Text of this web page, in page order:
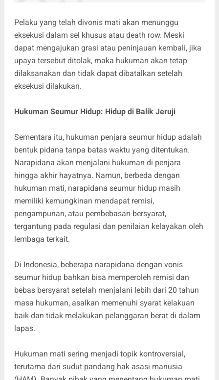
Pelaku yang telah divonis mati akan menunggu
eksekusi dalam sel khusus atau death row. Meski
dapat mengajukan grasi atau peninjauan kembali, jika
upaya tersebut ditolak, maka hukuman akan tetap
dilaksanakan dan tidak dapat dibatalkan setelah
eksekusi dilakukan.
Hukuman Seumur Hidup: Hidup di Balik Jeruji
Sementara itu, hukuman penjara seumur hidup adalah
bentuk pidana tanpa batas waktu yang ditentukan.
Narapidana akan menjalani hukuman di penjara
hingga akhir hayatnya. Namun, berbeda dengan
hukuman mati, narapidana seumur hidup masih
memiliki kemungkinan mendapat remisi,
pengampunan, atau pembebasan bersyarat,
tergantung pada regulasi dan penilaian kelayakan oleh
lembaga terkait.
Di Indonesia, beberapa narapidana dengan vonis
seumur hidup bahkan bisa memperoleh remisi dan
bebas bersyarat setelah menjalani lebih dari 20 tahun
masa hukuman, asalkan memenuhi syarat kelakuan
baik dan tidak melakukan pelanggaran berat di dalam
lapas.
Hukuman mati sering menjadi topik kontroversial,
terutama dari sudut pandang hak asasi manusia